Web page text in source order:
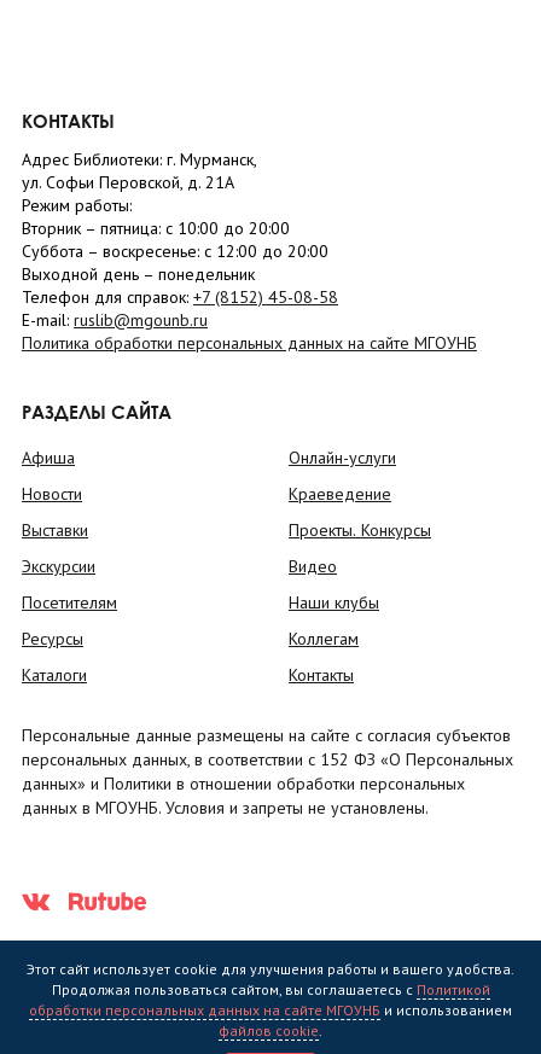
КОНТАКТЫ
Адрес Библиотеки: г. Мурманск,
ул. Софьи Перовской, д. 21А
Режим работы:
Вторник – пятница: с 10:00 до 20:00
Суббота – воскресенье: c 12:00 до 20:00
Выходной день – понедельник
Телефон для справок: +7 (8152) 45-08-58
E-mail: ruslib@mgounb.ru
Политика обработки персональных данных на сайте МГОУНБ
РАЗДЕЛЫ САЙТА
Афиша
Новости
Выставки
Экскурсии
Посетителям
Ресурсы
Каталоги
Онлайн-услуги
Краеведение
Проекты. Конкурсы
Видео
Наши клубы
Коллегам
Контакты
Персональные данные размещены на сайте с согласия субъектов
персональных данных, в соответствии с 152 ФЗ «О Персональных
данных» и Политики в отношении обработки персональных
данных в МГОУНБ. Условия и запреты не установлены.
Государственное областное бюджетное учреждение культуры
Этот сайт использует cookie для улучшения работы и вашего удобства.
Продолжая пользоваться сайтом, вы соглашаетесь с Политикой
обработки персональных данных на сайте МГОУНБ и использованием
файлов cookie.